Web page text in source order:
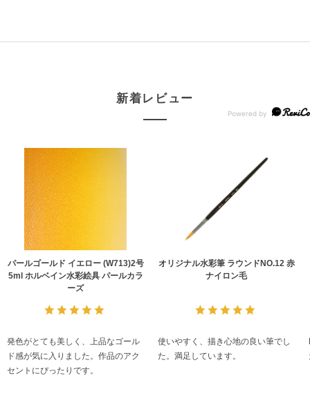
新着レビュー
パールゴールド イエロー (W713)2号
5ml ホルベイン水彩絵具 パールカラ
ーズ
発色がとても美しく、上品なゴール
ド感が気に入りました。作品のアク
セントにぴったりです。
オリジナル水彩筆 ラウンドNO.12 赤
ナイロン毛
使いやすく、描き心地の良い筆でし
た。満足しています。